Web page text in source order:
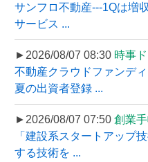
サンフロ不動産---1Qは増
サービス ...
►2026/08/07 08:30 時事
不動産クラウドファンデ
夏の出資者登録 ...
►2026/08/07 07:50 創業
「建設系スタートアップ
する技術を ...